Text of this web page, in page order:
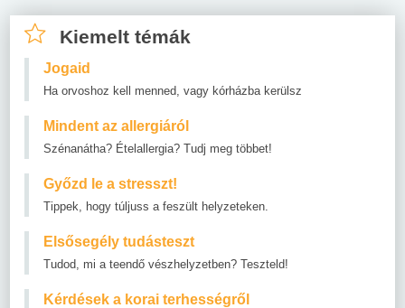
Kiemelt témák
Jogaid
Ha orvoshoz kell menned, vagy kórházba kerülsz
Mindent az allergiáról
Szénanátha? Ételallergia? Tudj meg többet!
Győzd le a stresszt!
Tippek, hogy túljuss a feszült helyzeteken.
Elsősegély tudásteszt
Tudod, mi a teendő vészhelyzetben? Teszteld!
Kérdések a korai terhességről